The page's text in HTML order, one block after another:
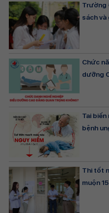
Trường
sách
Chức
dưỡng
Tai
bệnh
Thi tốt
muộn